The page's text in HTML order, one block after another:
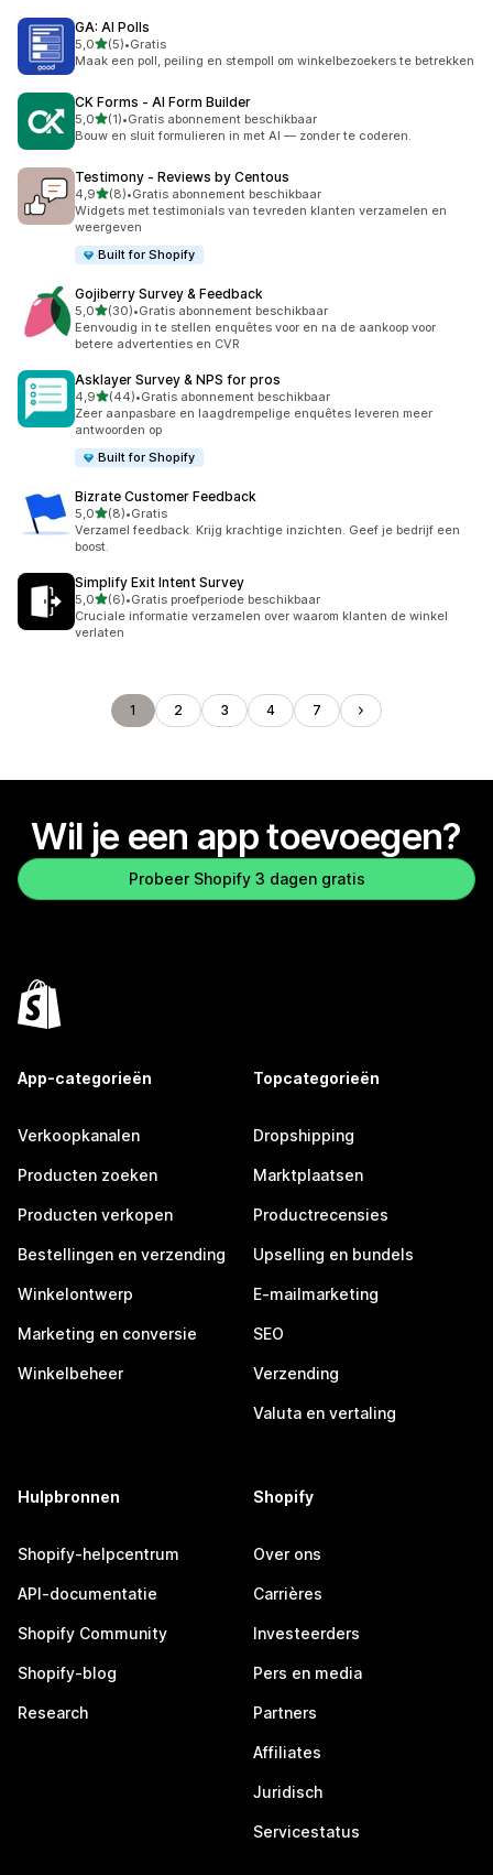
GA: AI Polls
5,0van 5 sterren
(5)
5 recensies in totaal
•Gratis
Maak een poll, peiling en stempoll om winkelbezoekers te betrekken
CK Forms ‑ AI Form Builder
5,0van 5 sterren
(1)
1 recensies in totaal
•Gratis abonnement beschikbaar
Bouw en sluit formulieren in met AI — zonder te coderen.
Testimony ‑ Reviews by Centous
4,9van 5 sterren
(8)
8 recensies in totaal
•Gratis abonnement beschikbaar
Widgets met testimonials van tevreden klanten verzamelen en
weergeven
Built for Shopify
Gojiberry Survey & Feedback
5,0van 5 sterren
(30)
30 recensies in totaal
•Gratis abonnement beschikbaar
Eenvoudig in te stellen enquêtes voor en na de aankoop voor
betere advertenties en CVR
Asklayer Survey & NPS for pros
4,9van 5 sterren
(44)
44 recensies in totaal
•Gratis abonnement beschikbaar
Zeer aanpasbare en laagdrempelige enquêtes leveren meer
antwoorden op
Built for Shopify
Bizrate Customer Feedback
5,0van 5 sterren
(8)
8 recensies in totaal
•Gratis
Verzamel feedback. Krijg krachtige inzichten. Geef je bedrijf een
boost.
Simplify Exit Intent Survey
5,0van 5 sterren
(6)
6 recensies in totaal
•Gratis proefperiode beschikbaar
Cruciale informatie verzamelen over waarom klanten de winkel
verlaten
1 2 3 4 7
Wil je een app toevoegen?
Probeer Shopify 3 dagen gratis
App-categorieën
Verkoopkanalen
Producten zoeken
Producten verkopen
Bestellingen en verzending
Winkelontwerp
Marketing en conversie
Winkelbeheer
Topcategorieën
Dropshipping
Marktplaatsen
Productrecensies
Upselling en bundels
E-mailmarketing
SEO
Verzending
Valuta en vertaling
Hulpbronnen
Shopify-helpcentrum
API-documentatie
Shopify Community
Shopify-blog
Research
Shopify
Over ons
Carrières
Investeerders
Pers en media
Partners
Affiliates
Juridisch
Servicestatus